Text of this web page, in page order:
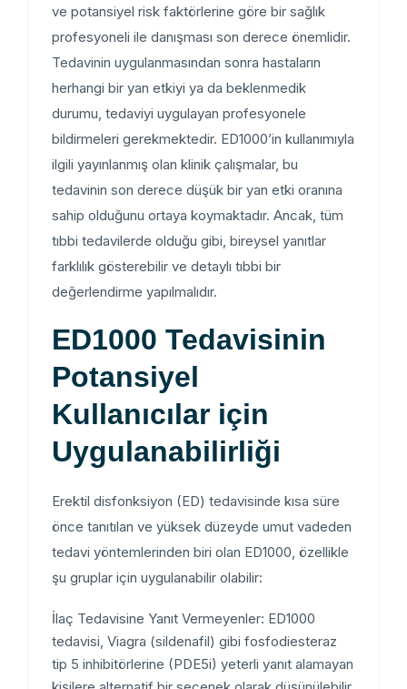
ve potansiyel risk faktörlerine göre bir sağlık
profesyoneli ile danışması son derece önemlidir.
Tedavinin uygulanmasından sonra hastaların
herhangi bir yan etkiyi ya da beklenmedik
durumu, tedaviyi uygulayan profesyonele
bildirmeleri gerekmektedir. ED1000’in kullanımıyla
ilgili yayınlanmış olan klinik çalışmalar, bu
tedavinin son derece düşük bir yan etki oranına
sahip olduğunu ortaya koymaktadır. Ancak, tüm
tıbbi tedavilerde olduğu gibi, bireysel yanıtlar
farklılık gösterebilir ve detaylı tıbbi bir
değerlendirme yapılmalıdır.
ED1000 Tedavisinin
Potansiyel
Kullanıcılar için
Uygulanabilirliği
Erektil disfonksiyon (ED) tedavisinde kısa süre
önce tanıtılan ve yüksek düzeyde umut vadeden
tedavi yöntemlerinden biri olan ED1000, özellikle
şu gruplar için uygulanabilir olabilir:
İlaç Tedavisine Yanıt Vermeyenler: ED1000
tedavisi, Viagra (sildenafil) gibi fosfodiesteraz
tip 5 inhibitörlerine (PDE5i) yeterli yanıt alamayan